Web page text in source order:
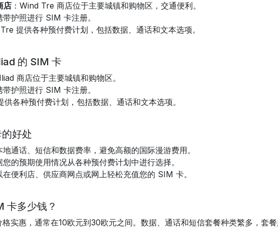
店 ：Wind Tre 商店位于主要城镇和购物区，交通便利。
带护照进行 SIM 卡注册。
提供各种预付费计划，包括数据、通话和文本选项。
的 SIM 卡
Iliad 商店位于主要城镇和购物区。
带护照进行 SIM 卡注册。
供各种预付费计划，包括数据、通话和文本选项。
好处
地通话、短信和数据费率，避免高额的国际漫游费用。
您的预期使用情况从各种预付费计划中进行选择。
在便利店、供应商网点或网上轻松充值您的 SIM 卡。
卡多少钱？
实惠，通常在10欧元到30欧元之间。数据、通话和短信套餐种类繁多，套